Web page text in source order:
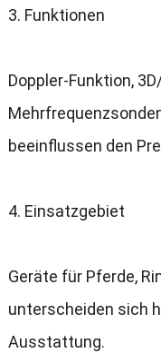
3. Funktionen
Doppler-Funktion, 3
beeinflussen den
4. Einsatzgebiet
Geräte für Pferde,
unterscheiden sich
Ausstattung.